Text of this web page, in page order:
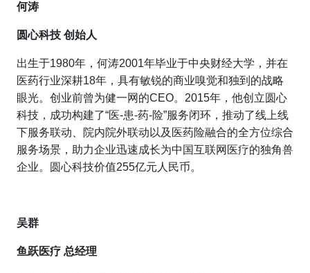
何涛
圆心科技 创始人
出生于1980年，何涛2001年毕业于中央财经大学，并在
医药行业深耕18年，具有敏锐的商业嗅觉和独到的战略
眼光‌。创业前曾为健一网的CEO。2015年，他创立圆心
科技，成功构建了“医-患-药-险”服务闭环，推动了线上线
下服务联动、院内院外联动以及医药险融合的全方位综合
服务场景，助力企业迅速成长为中国互联网医疗的独角兽
企业。圆心科技价值255亿元人民币。
吴群
鱼跃医疗 总经理